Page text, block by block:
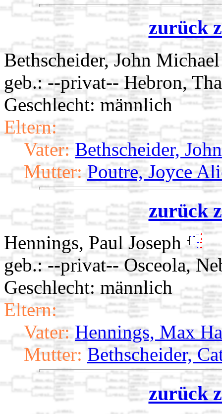
zurück
Bethscheider, John
geb.: --privat-- Hebron,
Geschlecht: männlich
Eltern:
Vater: Bethscheider,
Mutter: Poutre, Joyce
zurück
Hennings, Paul Joseph
geb.: --privat-- Osceola,
Geschlecht: männlich
Eltern:
Vater: Hennings, Max
Mutter: Bethscheider,
zurück